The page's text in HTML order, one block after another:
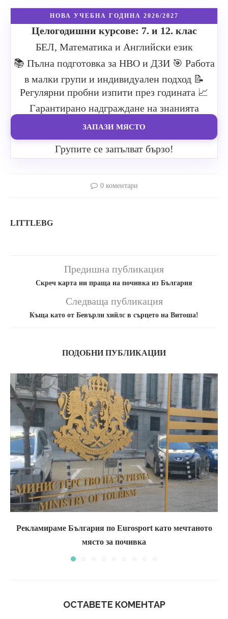
НОВА УЧЕБНА ГОДИНА 2026/2027
Целогодишни курсове: 7. и 12. клас
БЕЛ, Математика и Английски език
📚 Пълна подготовка за НВО и ДЗИ 🎯 Работа
в малки групи и индивидуален подход 📝
Регулярни пробни изпити през годината 📈
Гарантирано надграждане на знанията
ЗАПАЗИ МЯСТО
Групите се запълват бързо!
0 коментари
LITTLEBG
Предишна публикация
Скреч карта ни праща на почивка из България
Следваща публикация
Къща като от Бевърли хийлс в сърцето на Витоша!
ПОДОБНИ ПУБЛИКАЦИИ
Рекламираме България по Eurosport като мечтаното
място за почивка
ОСТАВЕТЕ КОМЕНТАР